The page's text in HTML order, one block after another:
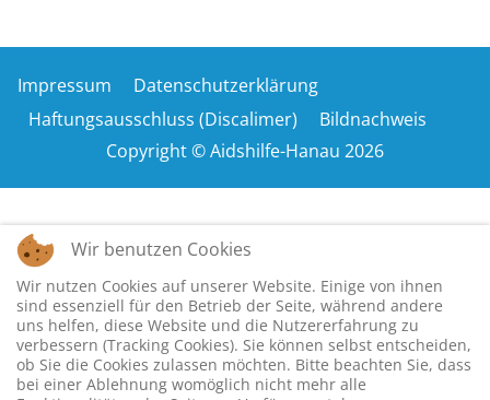
Impressum
Datenschutzerklärung
Haftungsausschluss (Discalimer)
Bildnachweis
Copyright © Aidshilfe-Hanau 2026
Wir benutzen Cookies
Wir nutzen Cookies auf unserer Website. Einige von ihnen
sind essenziell für den Betrieb der Seite, während andere
uns helfen, diese Website und die Nutzererfahrung zu
verbessern (Tracking Cookies). Sie können selbst entscheiden,
ob Sie die Cookies zulassen möchten. Bitte beachten Sie, dass
bei einer Ablehnung womöglich nicht mehr alle